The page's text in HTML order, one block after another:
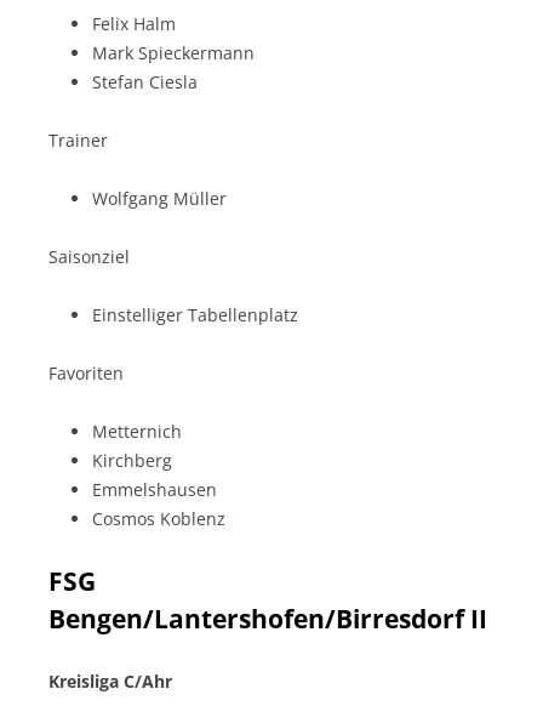
Felix Halm
Mark Spieckermann
Stefan Ciesla
Trainer
Wolfgang Müller
Saisonziel
Einstelliger Tabellenplatz
Favoriten
Metternich
Kirchberg
Emmelshausen
Cosmos Koblenz
FSG
Bengen/Lantershofen/Birresdorf II
Kreisliga C/Ahr